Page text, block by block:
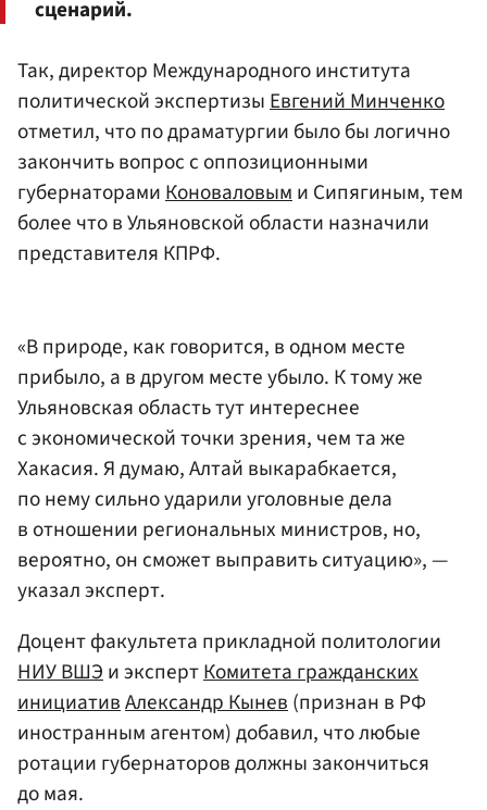
сценарий.
Так, директор Международного института
политической экспертизыЕвгений Минченко
отметил, что по драматургии было бы логично
закончить вопрос с оппозиционными
губернаторамиКоноваловыми Сипягиным, тем
более что в Ульяновской области назначили
представителя КПРФ.
«В природе, как говорится, в одном месте
прибыло, а в другом месте убыло. К тому же
Ульяновская область тут интереснее
с экономической точки зрения, чем та же
Хакасия. Я думаю, Алтай выкарабкается,
по нему сильно ударили уголовные дела
в отношении региональных министров, но,
вероятно, он сможет выправить ситуацию», —
указал эксперт.
Доцент факультета прикладной политологии
НИУ ВШЭи экспертКомитета гражданских
инициативАлександр Кынев(признан в РФ
иностранным агентом) добавил, что любые
ротации губернаторов должны закончиться
до мая.